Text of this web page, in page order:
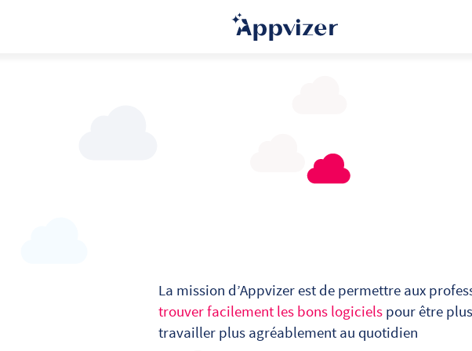
La mission d’Appvizer est de permettre aux
trouver facilement les bons logiciels pour être plus
travailler plus agréablement au quotidien